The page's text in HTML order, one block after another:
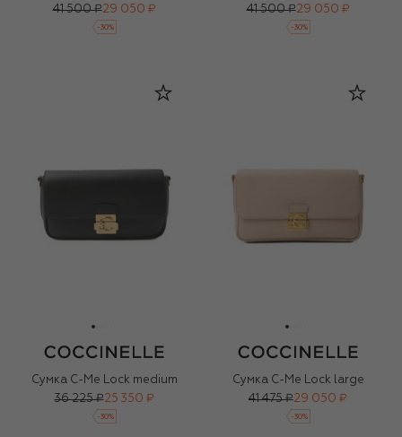
41 500 ₽29 050 ₽
-30%
41 500 ₽29 050 ₽
-30%
Сумка C-Me Lock medium
36 225 ₽25 350 ₽
-30%
Сумка C-Me Lock large
41 475 ₽29 050 ₽
-30%